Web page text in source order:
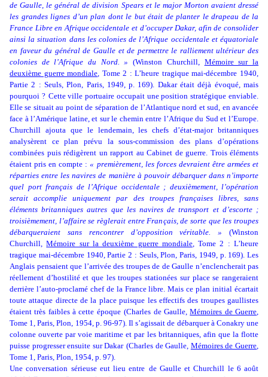
de Gaulle, le général de division Spears et le major Morton avaient dressé
les grandes lignes d’un plan dont le but était de planter le drapeau de la
France Libre en Afrique occidentale et d’occuper Dakar, afin de consolider
ainsi la situation dans les colonies de l’Afrique occidentale et équatoriale
en faveur du général de Gaulle et de permettre le ralliement ultérieur des
colonies de l’Afrique du Nord. » (Winston Churchill, Mémoire sur la
deuxième guerre mondiale, Tome 2 : L’heure tragique mai-décembre 1940,
Partie 2 : Seuls, Plon, Paris, 1949, p. 169). Dakar était déjà évoqué, mais
pourquoi ? Cette ville portuaire occupait une position stratégique enviable.
Elle se situait au point de séparation de l’Atlantique nord et sud, en avancée
face à l’Amérique latine, et sur le chemin entre l’Afrique du Sud et l’Europe.
Churchill ajouta que le lendemain, les chefs d’état-major britanniques
analysèrent ce plan prévu la sous-commission des plans d’opérations
combinées puis rédigèrent un rapport au Cabinet de guerre. Trois éléments
étaient pris en compte :« premièrement, les forces devraient être armées et
réparties entre les navires de manière à pouvoir débarquer dans n’importe
quel port français de l’Afrique occidentale ; deuxièmement, l’opération
serait accomplie uniquement par des troupes françaises libres, sans
éléments britanniques autres que les navires de transport et d’escorte ;
troisièmement, l’affaire se règlerait entre Français, de sorte que les troupes
débarqueraient sans rencontrer d’opposition véritable. » (Winston
Churchill,Mémoire sur la deuxième guerre mondiale, Tome 2 : L’heure
tragique mai-décembre 1940, Partie 2 : Seuls, Plon, Paris, 1949, p. 169). Les
Anglais pensaient que l’arrivée des troupes de de Gaulle n’enclencherait pas
réellement d’hostilité et que les troupes stationées sur place se rangeraient
derrière l’auto-proclamé chef de la France libre. Mais ce plan initial écartait
toute attaque directe de la place puisque les effectifs des troupes gaullistes
étaient très faibles à cette époque (Charles de Gaulle,Mémoires de Guerre,
Tome 1, Paris, Plon, 1954, p. 96-97). Il s’agissait de débarquer à Conakry une
colonne ouverte par voie maritime et par les britanniques, afin que la flotte
puisse progresser ensuite sur Dakar (Charles de Gaulle, Mémoires de Guerre,
Tome 1, Paris, Plon, 1954, p. 97).
Une conversation sérieuse eut lieu entre de Gaulle et Churchill le 6 août